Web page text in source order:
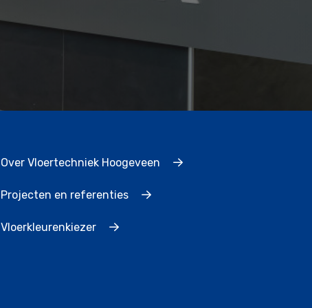
Over Vloertechniek Hoogeveen
Projecten en referenties
Vloerkleurenkiezer